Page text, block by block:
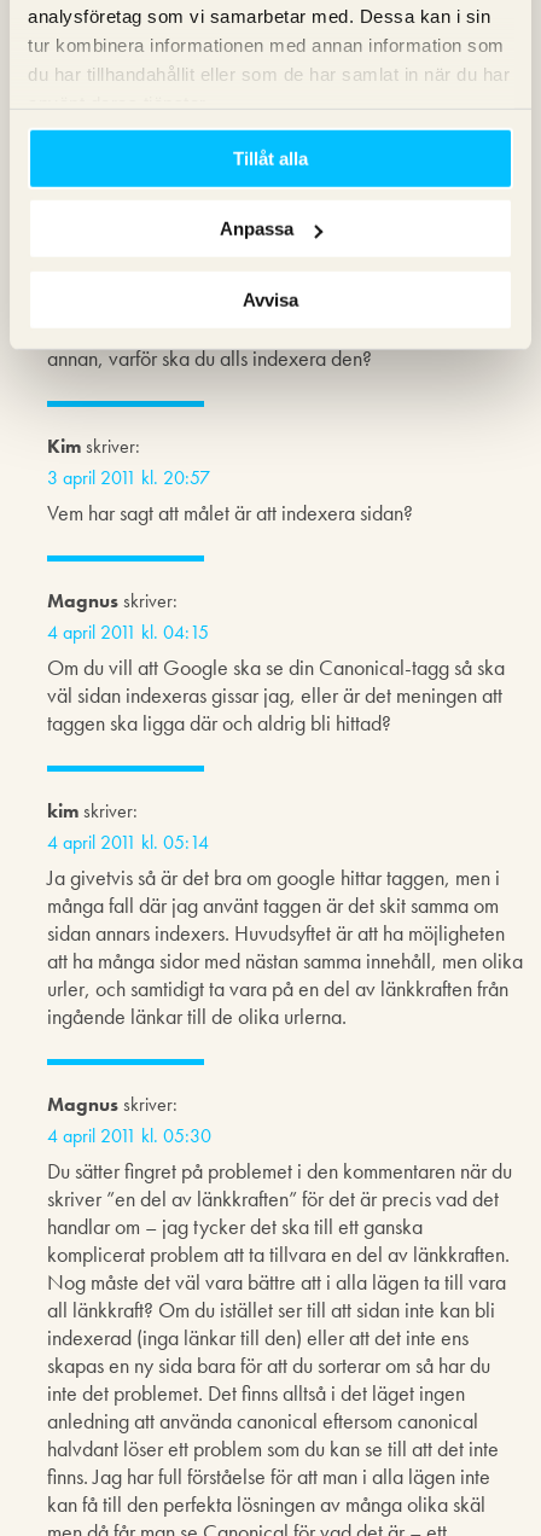
analysföretag som vi samarbetar med. Dessa kan i sin
tur kombinera informationen med annan information som
du har tillhandahållit eller som de har samlat in när du har
Tillåt alla
Anpassa
Avvisa
Kim skriver:
3 april 2011 kl. 19:03
problemet isåfall. Just nu är Canonical mkt bättre än inget
annan, varför ska du alls indexera den?
Kimskriver:
3 april 2011 kl. 20:57
Vem har sagt att målet är att indexera sidan?
Magnusskriver:
4 april 2011 kl. 04:15
Om du vill att Google ska se din Canonical-tagg så ska
väl sidan indexeras gissar jag, eller är det meningen att
taggen ska ligga där och aldrig bli hittad?
kimskriver:
4 april 2011 kl. 05:14
Ja givetvis så är det bra om google hittar taggen, men i
många fall där jag använt taggen är det skit samma om
sidan annars indexers. Huvudsyftet är att ha möjligheten
att ha många sidor med nästan samma innehåll, men olika
urler, och samtidigt ta vara på en del av länkkraften från
ingående länkar till de olika urlerna.
Magnusskriver:
4 april 2011 kl. 05:30
Du sätter fingret på problemet i den kommentaren när du
skriver ”en del av länkkraften” för det är precis vad det
handlar om – jag tycker det ska till ett ganska
komplicerat problem att ta tillvara en del av länkkraften.
Nog måste det väl vara bättre att i alla lägen ta till vara
all länkkraft? Om du istället ser till att sidan inte kan bli
indexerad (inga länkar till den) eller att det inte ens
skapas en ny sida bara för att du sorterar om så har du
inte det problemet. Det finns alltså i det läget ingen
anledning att använda canonical eftersom canonical
halvdant löser ett problem som du kan se till att det inte
finns. Jag har full förståelse för att man i alla lägen inte
kan få till den perfekta lösningen av många olika skäl